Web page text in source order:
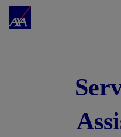
Accéder au Contenu